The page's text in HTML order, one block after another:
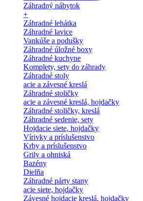
Záhradný nábytok
+
Záhradné lehátka
Záhradné lavice
Vankúše a podušky
Záhradné úložné boxy
Záhradné kuchyne
Komplety, sety do záhrady
Záhradné stoly
acie a závesné kreslá
Záhradné stoličky
acie a závesné kreslá, hojdačky
Záhradné stoličky, kreslá
Záhradné sedenie, sety
Hojdacie siete, hojdačky
Vírivky a príslušenstvo
Krby a príslušenstvo
Grily a ohniská
Bazény
Dielňa
Záhradné párty stany
acie siete, hojdačky
Závesné hojdacie kreslá, hojdačky